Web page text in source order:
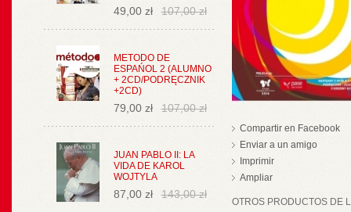
49,00 zł 107,00 zł
METODO DE
ESPAŃOL 2 (ALUMNO
+ 2CD/PODRĘCZNIK
+2CD)
79,00 zł 107,00 zł
JUAN PABLO II: LA
VIDA DE KAROL
WOJTYLA
87,00 zł 143,00 zł
Compartir en Facebook
Enviar a un amigo
Imprimir
Ampliar
OTROS PRODUCTOS DE